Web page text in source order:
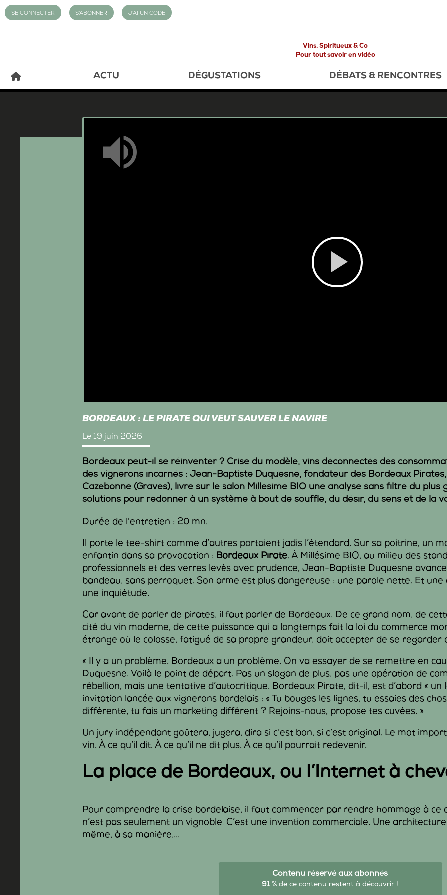
SE CONNECTER S'ABONNER J'AI UN CODE
Vins, Spiritueux & Co
Pour tout savoir en vidéo
ACTU DÉGUSTATIONS DÉBATS & RENCONTRES
Play
Mute
BORDEAUX : LE PIRATE QUI VEUT SAUVER LE NAVIRE
Le 19 juin 2026
Bordeaux peut-il se réinventer ? Crise du modèle, vins déconnectés des
des vignerons incarnés : Jean-Baptiste Duquesne, fondateur des Bordeaux Pirates
Cazebonne (Graves), livre sur le salon Millesime BIO une analyse sans filtre du
solutions pour redonner à un système à bout de souffle, du désir, du sens et de la
Durée de l'entretien : 20 mn.
Il porte le tee-shirt comme d’autres portaient jadis l’étendard. Sur sa poitrine, un
enfantin dans sa provocation : Bordeaux Pirate. À Millésime BIO, au milieu des
professionnels et des verres levés avec prudence, Jean-Baptiste Duquesne
bandeau, sans perroquet. Son arme est plus dangereuse : une parole nette. Et
une inquiétude.
Car avant de parler de pirates, il faut parler de Bordeaux. De ce grand nom, de
cité du vin moderne, de cette puissance qui a longtemps fait la loi du commerce
étrange où le colosse, fatigué de sa propre grandeur, doit accepter de se regarder
« Il y a un problème. Bordeaux a un problème. On va essayer de se remettre en
Duquesne. Voilà le point de départ. Pas un slogan de plus, pas une opération de
rébellion, mais une tentative d’autocritique. Bordeaux Pirate, dit-il, est d’abord « un
invitation lancée aux vignerons bordelais : « Tu bouges les lignes, tu essaies des
différente, tu fais un marketing différent ? Rejoins-nous, propose tes cuvées. »
Un jury indépendant goûtera, jugera, dira si c’est bon, si c’est original. Le mot
vin. À ce qu’il dit. À ce qu’il ne dit plus. À ce qu’il pourrait redevenir.
La place de Bordeaux, ou l’Internet à
Pour comprendre la crise bordelaise, il faut commencer par rendre hommage à ce
n’est pas seulement un vignoble. C’est une invention commerciale. Une
même, à sa manière,...
Contenu réservé aux abonnés
91 % de ce contenu restent à découvrir !